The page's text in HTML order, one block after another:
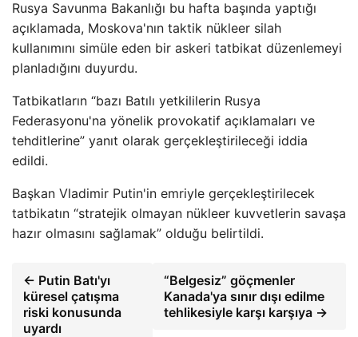
Rusya Savunma Bakanlığı bu hafta başında yaptığı
açıklamada, Moskova'nın taktik nükleer silah
kullanımını simüle eden bir askeri tatbikat düzenlemeyi
planladığını duyurdu.
Tatbikatların “bazı Batılı yetkililerin Rusya
Federasyonu'na yönelik provokatif açıklamaları ve
tehditlerine” yanıt olarak gerçekleştirileceği iddia
edildi.
Başkan Vladimir Putin'in emriyle gerçekleştirilecek
tatbikatın “stratejik olmayan nükleer kuvvetlerin savaşa
hazır olmasını sağlamak” olduğu belirtildi.
← Putin Batı'yı
küresel çatışma
riski konusunda
uyardı
“Belgesiz” göçmenler
Kanada'ya sınır dışı edilme
tehlikesiyle karşı karşıya →